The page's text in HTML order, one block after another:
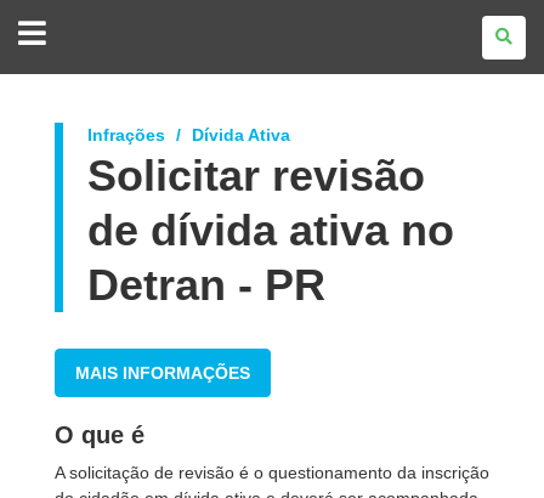
DO
Infrações Dívida Ativa
Solicitar revisão
de dívida ativa no
Detran - PR
MAIS INFORMAÇÕES
O que é
A solicitação de revisão é o questionamento da inscrição